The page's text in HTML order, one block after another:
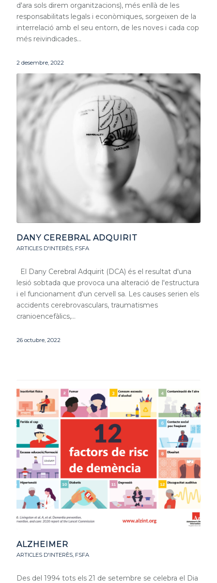
d'ara sols direm organitzacions), més enllà de les
responsabilitats legals i econòmiques, sorgeixen de la
interrelació amb el seu entorn, de les noves i cada cop
més reivindicades…
2 desembre, 2022
DANY CEREBRAL ADQUIRIT
ARTICLES D'INTERÈS, FSFA
El Dany Cerebral Adquirit (DCA) és el resultat d'una
lesió sobtada que provoca una alteració de l'estructura
i el funcionament d'un cervell sa. Les causes serien els
accidents cerebrovasculars, traumatismes
cranioencefàlics,…
26 octubre, 2022
ALZHEIMER
ARTICLES D'INTERÈS, FSFA
Des del 1994 tots els 21 de setembre se celebra el Dia